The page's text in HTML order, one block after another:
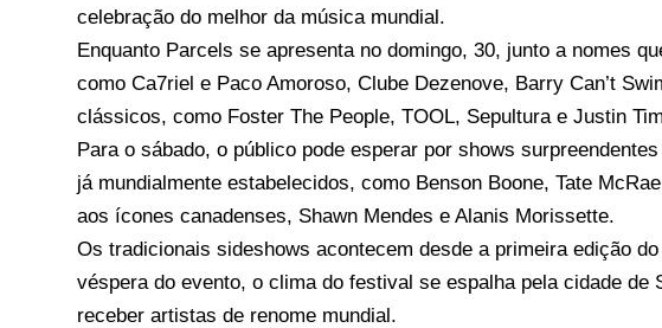
celebração do melhor da música mundial.
Enquanto Parcels se apresenta no domingo, 30, junto a nomes
como Ca7riel e Paco Amoroso, Clube Dezenove, Barry Can’t
clássicos, como Foster The People, TOOL, Sepultura e Justin
Para o sábado, o público pode esperar por shows
já mundialmente estabelecidos, como Benson Boone, Tate
aos ícones canadenses, Shawn Mendes e Alanis Morissette.
Os tradicionais sideshows acontecem desde a primeira edição
véspera do evento, o clima do festival se espalha pela cidade de
receber artistas de renome mundial.